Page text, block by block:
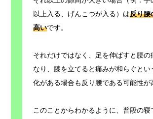
以上入る、げんこつが入る）は反り腰
高いです。
それだけではなく、足を伸ばすと腰の
なり、膝を立てると痛みが和らぐとい
化がある場合も反り腰である可能性が
このことからわかるように、普段の寝